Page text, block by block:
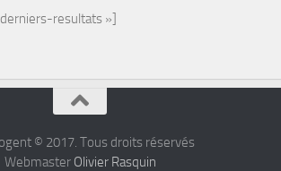
resultats »]
© 2017. Tous droits réservés
Webmaster Olivier Rasquin